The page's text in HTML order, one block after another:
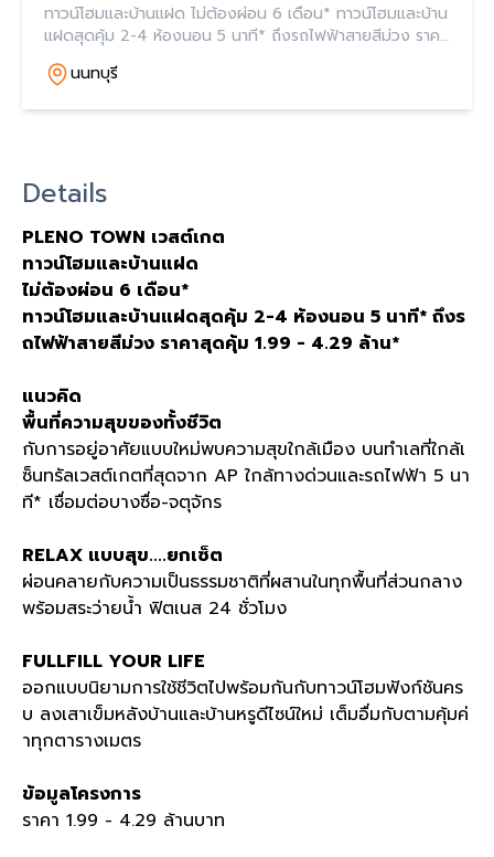
ทาวน์โฮมและบ้านแฝด ไม่ต้องผ่อน 6 เดือน* ทาวน์โฮมและบ้าน
แฝดสุดคุ้ม 2-4 ห้องนอน 5 นาที* ถึงรถไฟฟ้าสายสีม่วง ราคา
สุดคุ้ม 1.99 - 4.29 ล้าน*
นนทบุรี
Details
PLENO TOWN เวสต์เกต
ทาวน์โฮมและบ้านแฝด
ไม่ต้องผ่อน 6 เดือน*
ทาวน์โฮมและบ้านแฝดสุดคุ้ม 2-4 ห้องนอน 5 นาที* ถึงร
ถไฟฟ้าสายสีม่วง ราคาสุดคุ้ม 1.99 - 4.29 ล้าน*
แนวคิด
พื้นที่ความสุขของทั้งชีวิต
กับการอยู่อาศัยแบบใหม่พบความสุขใกล้เมือง บนทำเลที่ใกล้เ
ซ็นทรัลเวสต์เกตที่สุดจาก APใกล้ทางด่วนและรถไฟฟ้า 5 นา
ที* เชื่อมต่อบางซื่อ-จตุจักร
RELAX แบบสุข....ยกเซ็ต
ผ่อนคลายกับความเป็นธรรมชาติที่ผสานในทุกพื้นที่ส่วนกลาง
พร้อมสระว่ายน้ำ ฟิตเนส 24 ชั่วโมง
FULLFILL YOUR LIFE
ออกแบบนิยามการใช้ชีวิตไปพร้อมกันกับทาวน์โฮมฟังก์ชันคร
บ ลงเสาเข็มหลังบ้านและบ้านหรูดีไซน์ใหม่ เต็มอื่มกับตามคุ้มค่
าทุกตารางเมตร
ข้อมูลโครงการ
ราคา 1.99 - 4.29 ล้านบาท